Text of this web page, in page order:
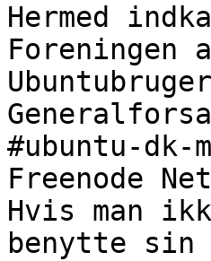
Hermed
Foreningen
#ubuntu-dk-
Freenode
Hvis man
benytte sin